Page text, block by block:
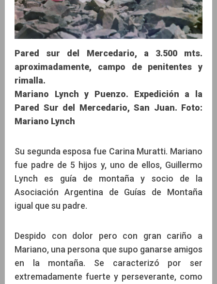
Pared sur del Mercedario, a 3.500 mts.
aproximadamente, campo de penitentes y
rimalla.
Mariano Lynch y Puenzo. Expedición a la
Pared Sur del Mercedario, San Juan. Foto:
Mariano Lynch
Su segunda esposa fue Carina Muratti. Mariano
fue padre de 5 hijos y, uno de ellos, Guillermo
Lynch es guía de montaña y socio de la
Asociación Argentina de Guías de Montaña
igual que su padre.
Despido con dolor pero con gran cariño a
Mariano, una persona que supo ganarse amigos
en la montaña. Se caracterizó por ser
extremadamente fuerte y perseverante, como